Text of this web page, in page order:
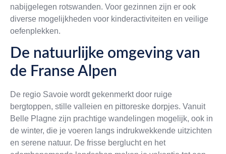
nabijgelegen rotswanden. Voor gezinnen zijn er ook
diverse mogelijkheden voor kinderactiviteiten en veilige
oefenplekken.
De natuurlijke omgeving van
de Franse Alpen
De regio Savoie wordt gekenmerkt door ruige
bergtoppen, stille valleien en pittoreske dorpjes. Vanuit
Belle Plagne zijn prachtige wandelingen mogelijk, ook in
de winter, die je voeren langs indrukwekkende uitzichten
en serene natuur. De frisse berglucht en het